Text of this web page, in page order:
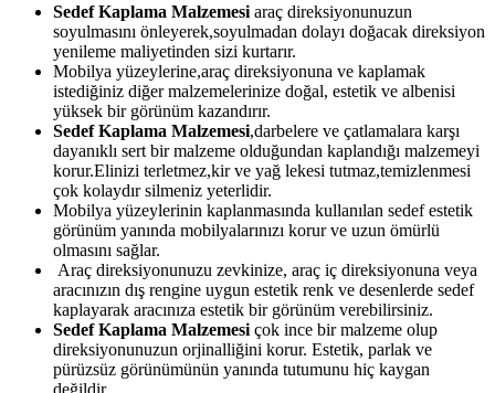
Sedef Kaplama Malzemesi araç direksiyonunuzun
soyulmasını önleyerek,soyulmadan dolayı doğacak direksiyon
yenileme maliyetinden sizi kurtarır.
Mobilya yüzeylerine,araç direksiyonuna ve kaplamak
istediğiniz diğer malzemelerinize doğal, estetik ve albenisi
yüksek bir görünüm kazandırır.
Sedef Kaplama Malzemesi,darbelere ve çatlamalara karşı
dayanıklı sert bir malzeme olduğundan kaplandığı malzemeyi
korur.Elinizi terletmez,kir ve yağ lekesi tutmaz,temizlenmesi
çok kolaydır silmeniz yeterlidir.
Mobilya yüzeylerinin kaplanmasında kullanılan sedef estetik
görünüm yanında mobilyalarınızı korur ve uzun ömürlü
olmasını sağlar.
Araç direksiyonunuzu zevkinize, araç iç direksiyonuna veya
aracınızın dış rengine uygun estetik renk ve desenlerde sedef
kaplayarak aracınıza estetik bir görünüm verebilirsiniz.
Sedef Kaplama Malzemesi çok ince bir malzeme olup
direksiyonunuzun orjinalliğini korur. Estetik, parlak ve
pürüzsüz görünümünün yanında tutumunu hiç kaygan
değildir.